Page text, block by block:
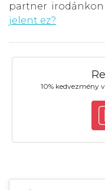
partner irodánkon
jelent ez?
10% kedvezmény